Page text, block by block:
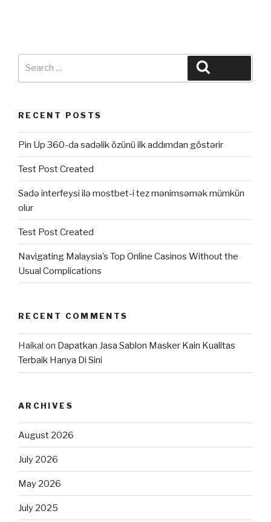
RECENT POSTS
Pin Up 360-da sadəlik özünü ilk addımdan göstərir
Test Post Created
Sadə interfeysi ilə mostbet-i tez mənimsəmək mümkün
olur
Test Post Created
Navigating Malaysia’s Top Online Casinos Without the
Usual Complications
RECENT COMMENTS
Haikal on Dapatkan Jasa Sablon Masker Kain Kualitas
Terbaik Hanya Di Sini
ARCHIVES
August 2026
July 2026
May 2026
July 2025